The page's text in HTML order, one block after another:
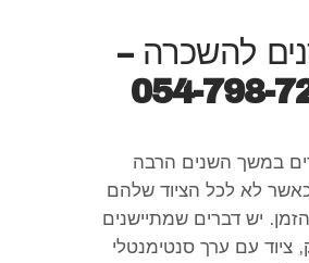
להשכרה –
054-798-
במשך השנים הרבה
לא לכל הציוד שלהם
. יש דברים שמתיישנים
, ציוד עם ערך סנטימנטלי